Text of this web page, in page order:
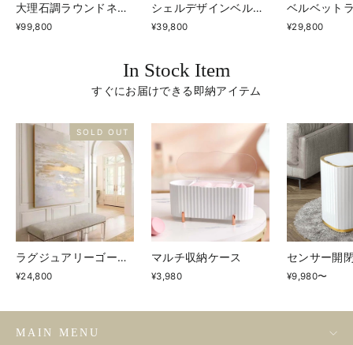
大理石調ラウンドネストテーブル
¥99,800
シェルデザインベルベッドアイアンチェア
¥39,800 ¥29,800
In Stock Item
すぐにお届けできる即納アイテム
SOLD OUT
ラグジュアリーゴールドフォイルアート
¥24,800
マルチ収納ケース
¥3,980
センサー開
¥9,980〜
MAIN MENU